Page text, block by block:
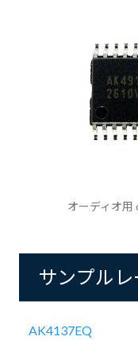
オーディオ用
サンプル
AK4137EQ